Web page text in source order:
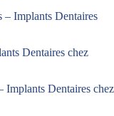
– Implants Dentaires
Dentaires chez
Implants Dentaires chez